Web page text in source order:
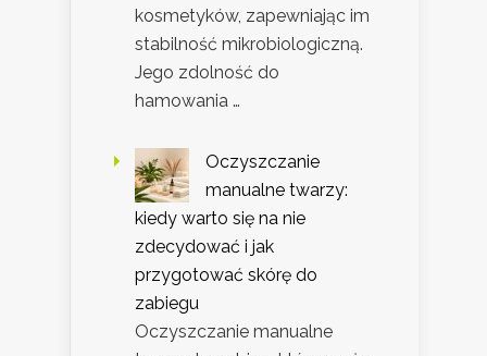
kosmetyków, zapewniając im
stabilność mikrobiologiczną.
Jego zdolność do
hamowania …
Oczyszczanie
manualne twarzy:
kiedy warto się na nie
zdecydować i jak
przygotować skórę do
zabiegu
Oczyszczanie manualne